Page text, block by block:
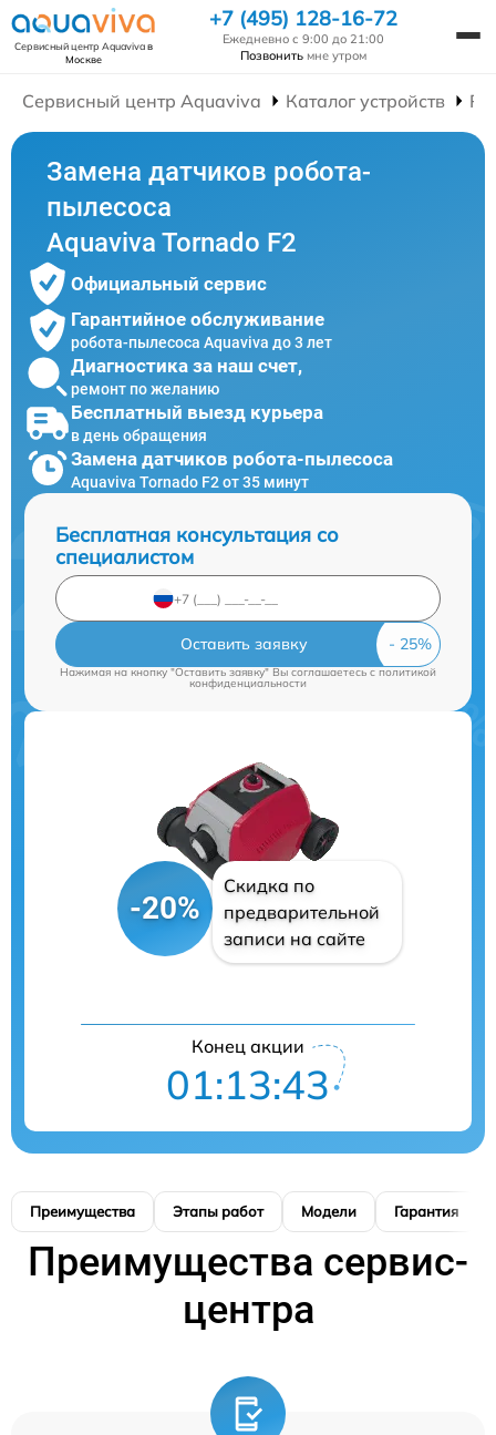
Сервисный центр Aquavivaв
Москве
+7 (495) 128-16-72
Ежедневно с 9:00 до 21:00
Позвонить мне утром
Сервисный центр Aquaviva Каталог устройств
Замена датчиков робота-
пылесоса
Aquaviva Tornado F2
Официальный сервис
Гарантийное обслуживание
робота-пылесоса Aquaviva до 3 лет
Диагностика за наш счет,
ремонт по желанию
Бесплатный выезд курьера
в день обращения
Замена датчиков робота-пылесоса
Aquaviva Tornado F2 от 35 минут
Бесплатная консультация со
специалистом
Оставить заявку
Нажимая на кнопку "Оставить заявку" Вы соглашаетесь c политикой
конфиденциальности
-20%
Скидка по
предварительной
записи на сайте
Конец акции
01:13:42
Преимущества Этапы работ Модели Гарантия
Преимущества сервис-
центра